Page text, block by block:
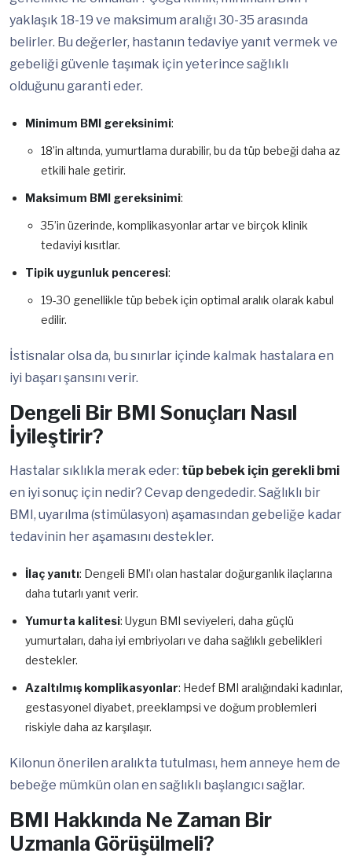
yaklaşık 18-19 ve maksimum aralığı 30-35 arasında
belirler. Bu değerler, hastanın tedaviye yanıt vermek ve
gebeliği güvenle taşımak için yeterince sağlıklı
olduğunu garanti eder.
Minimum BMI gereksinimi:
18’in altında, yumurtlama durabilir, bu da tüp bebeği daha az
etkili hale getirir.
Maksimum BMI gereksinimi:
35’in üzerinde, komplikasyonlar artar ve birçok klinik
tedaviyi kısıtlar.
Tipik uygunluk penceresi:
19-30 genellikle tüp bebek için optimal aralık olarak kabul
edilir.
İstisnalar olsa da, bu sınırlar içinde kalmak hastalara en
iyi başarı şansını verir.
Dengeli Bir BMI Sonuçları Nasıl
İyileştirir?
Hastalar sıklıkla merak eder: tüp bebek için gerekli bmi
en iyi sonuç için nedir? Cevap dengededir. Sağlıklı bir
BMI, uyarılma (stimülasyon) aşamasından gebeliğe kadar
tedavinin her aşamasını destekler.
İlaç yanıtı: Dengeli BMI’ı olan hastalar doğurganlık ilaçlarına
daha tutarlı yanıt verir.
Yumurta kalitesi: Uygun BMI seviyeleri, daha güçlü
yumurtaları, daha iyi embriyoları ve daha sağlıklı gebelikleri
destekler.
Azaltılmış komplikasyonlar: Hedef BMI aralığındaki kadınlar,
gestasyonel diyabet, preeklampsi ve doğum problemleri
riskiyle daha az karşılaşır.
Kilonun önerilen aralıkta tutulması, hem anneye hem de
bebeğe mümkün olan en sağlıklı başlangıcı sağlar.
BMI Hakkında Ne Zaman Bir
Uzmanla Görüşülmeli?